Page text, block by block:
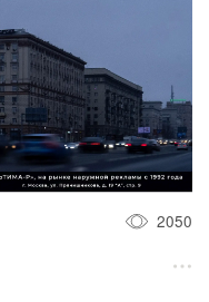
2050